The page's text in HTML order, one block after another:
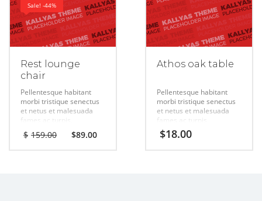
Sale! -44%
Rest lounge
chair
Pellentesque habitant
morbi tristique senectus
et netus et malesuada
fames ac turpis.
$ 159.00 Original
$89.00
Athos oak table
Pellentesque habitant
morbi tristique senectus
et netus et malesuada
fames ac turpis.
$18.00